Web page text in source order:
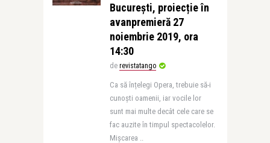
București, proiecție în
avanpremieră 27
noiembrie 2019, ora
14:30
de revistatango
Ca să înțelegi Opera, trebuie să-i
cunoști oamenii, iar vocile lor
sunt mai multe decât cele care se
fac auzite în timpul spectacolelor.
Mișcarea ..